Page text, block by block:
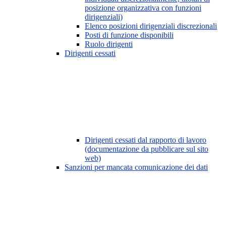
posizione organizzativa con funzioni
dirigenziali)
Elenco posizioni dirigenziali discrezionali
Posti di funzione disponibili
Ruolo dirigenti
Dirigenti cessati
Dirigenti cessati dal rapporto di lavoro
(documentazione da pubblicare sul sito
web)
Sanzioni per mancata comunicazione dei dati